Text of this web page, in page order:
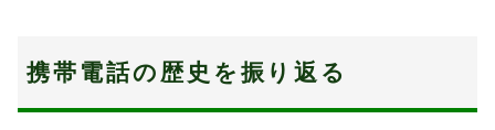
携帯電話の歴史を振り返る